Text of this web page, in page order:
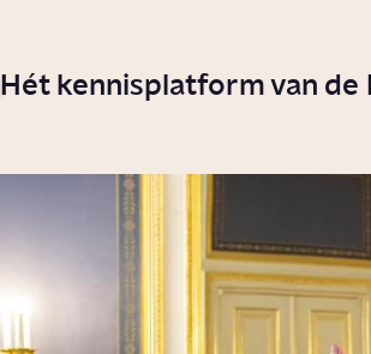
Hét kennisplatform van de